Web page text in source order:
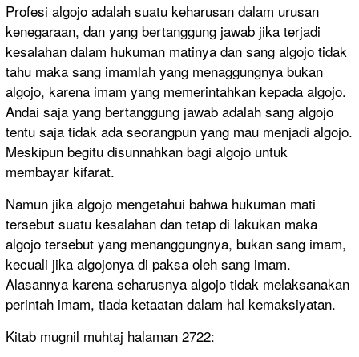
Profesi algojo adalah suatu keharusan dalam urusan
kenegaraan, dan yang bertanggung jawab jika terjadi
kesalahan dalam hukuman matinya dan sang algojo tidak
tahu maka sang imamlah yang menaggungnya bukan
algojo, karena imam yang memerintahkan kepada algojo.
Andai saja yang bertanggung jawab adalah sang algojo
tentu saja tidak ada seorangpun yang mau menjadi algojo.
Meskipun begitu disunnahkan bagi algojo untuk
membayar kifarat.
Namun jika algojo mengetahui bahwa hukuman mati
tersebut suatu kesalahan dan tetap di lakukan maka
algojo tersebut yang menanggungnya, bukan sang imam,
kecuali jika algojonya di paksa oleh sang imam.
Alasannya karena seharusnya algojo tidak melaksanakan
perintah imam, tiada ketaatan dalam hal kemaksiyatan.
Kitab mugnil muhtaj halaman 2722: